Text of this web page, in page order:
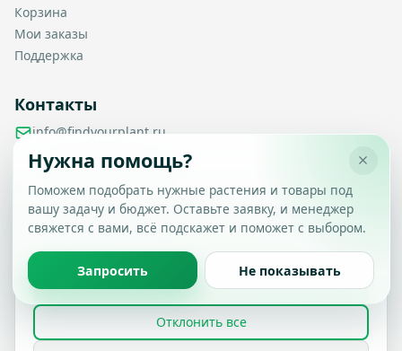
Корзина
Мои заказы
Поддержка
Контакты
info@findyourplant.ru
findyourplantofficial@gmail.com
+7 929 115-17-50
Санкт-Петербург, Гражданский проспект, д. 104, корп. 1,
литера А, офис 430
© 2026 Find Your Plant. Все права защищены.
Политика конфиденциальностиУсловия использованияFAQ
Настройка конфиденциальности
Вы можете выбрать, какие типы файлов cookie
разрешить.
Политика обработки данных
Принять все
Отклонить все
Нужна помощь?
Поможем подобрать нужные растения и товары под
вашу задачу и бюджет. Оставьте заявку, и менеджер
свяжется с вами, всё подскажет и поможет с выбором.
Запросить Не показывать